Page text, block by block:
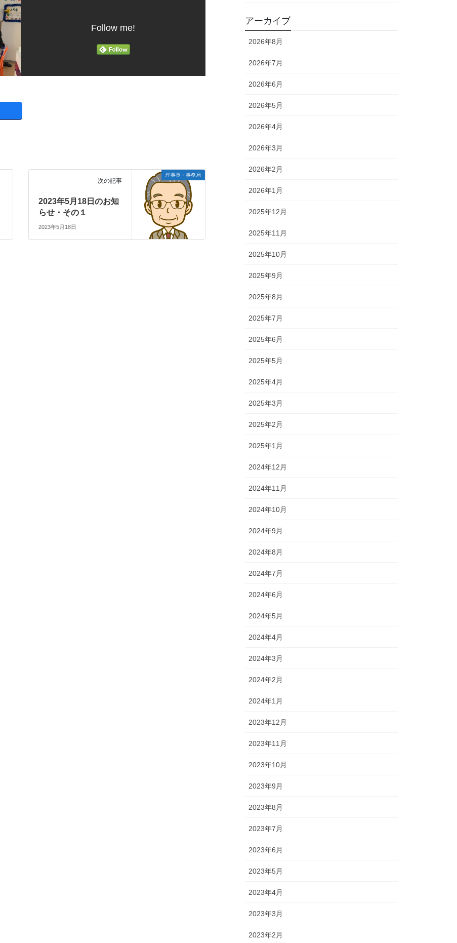
Follow me!
理事長・事務局
次の記事
2023年5月18日のお知
らせ・その１
2023年5月18日
アーカイブ
2026年8月
2026年7月
2026年6月
2026年5月
2026年4月
2026年3月
2026年2月
2026年1月
2025年12月
2025年11月
2025年10月
2025年9月
2025年8月
2025年7月
2025年6月
2025年5月
2025年4月
2025年3月
2025年2月
2025年1月
2024年12月
2024年11月
2024年10月
2024年9月
2024年8月
2024年7月
2024年6月
2024年5月
2024年4月
2024年3月
2024年2月
2024年1月
2023年12月
2023年11月
2023年10月
2023年9月
2023年8月
2023年7月
2023年6月
2023年5月
2023年4月
2023年3月
2023年2月